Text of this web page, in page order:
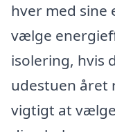
hver med sine
vælge
isolering, hvis
udestuen året
vigtigt at